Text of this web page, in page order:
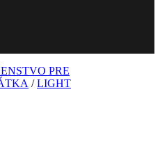
PRE
/LIGHT